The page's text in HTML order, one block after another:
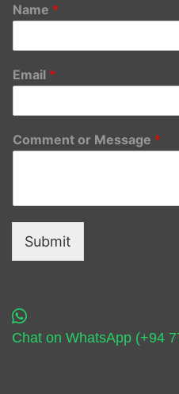
Name *
Email *
Comment or Message *
Submit
Chat on WhatsApp (+94